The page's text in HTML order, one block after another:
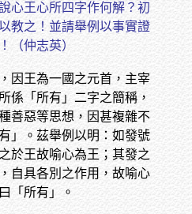
心王心所四字作何解？初
教之！並請舉例以事實證
（仲志英）
因王為一國之元首，主宰
係「所有」二字之簡稱，
善惡等思想，因甚複雜不
」。茲舉例以明：如發號
於王故喻心為王；其發之
自具各別之作用，故喻心
「所有」。